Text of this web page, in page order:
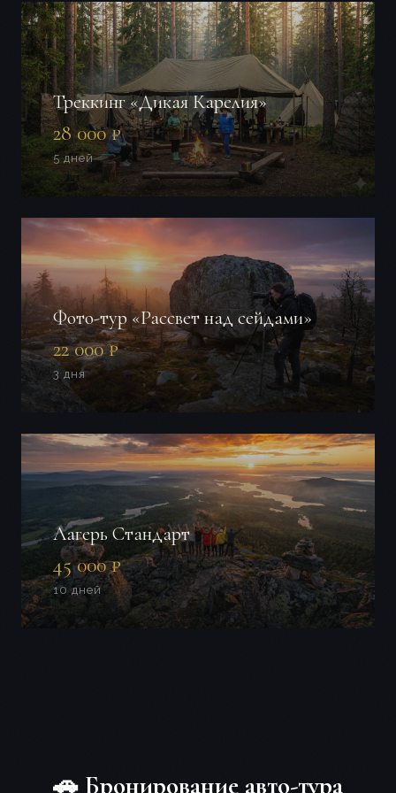
Треккинг «Дикая Карелия»
28 000 ₽
5 дней
Фото-тур «Рассвет над сейдами»
22 000 ₽
3 дня
Лагерь Стандарт
45 000 ₽
10 дней
🚗 Бронирование авто-тура